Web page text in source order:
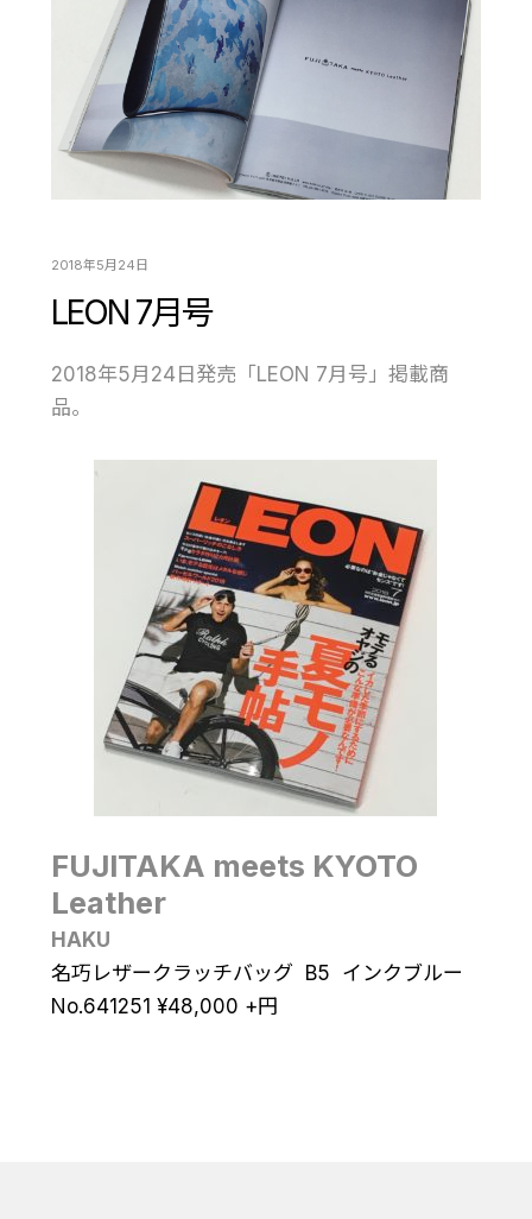
2018年5月24日
LEON 7月号
2018年5月24日発売「LEON 7月号」掲載商
品。
FUJITAKA meets KYOTO
Leather
HAKU
名巧レザークラッチバッグ B5 インクブルー
No.641251 ¥48,000 +円